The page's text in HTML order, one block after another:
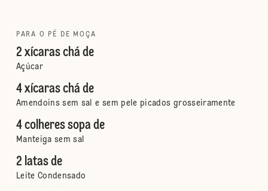
PARA O PÉ DE MOÇA
2 xícaras chá de
Açúcar
4 xícaras chá de
Amendoins sem sal e sem pele picados grosseiramente
4 colheres sopa de
Manteiga sem sal
2 latas de
Leite Condensado